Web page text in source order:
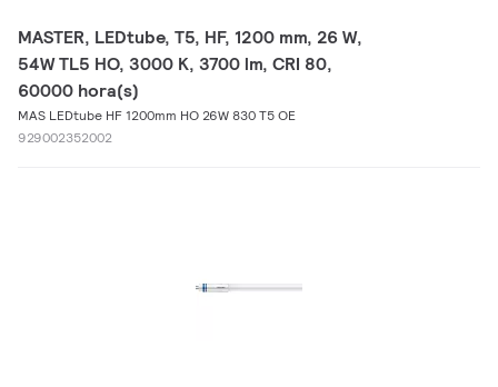
MASTER, LEDtube, T5, HF, 1200 mm, 26 W,
54W TL5 HO, 3000 K, 3700 lm, CRI 80,
60000 hora(s)
MAS LEDtube HF 1200mm HO 26W 830 T5 OE
929002352002